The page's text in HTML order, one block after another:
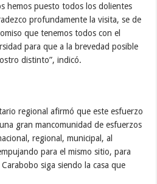
hemos puesto todos los dolientes
profundamente la visita, se de
que tenemos todos con el
para que a la brevedad posible
distinto”, indicó.
regional afirmó que este esfuerzo
gran mancomunidad de esfuerzos
regional, municipal, al
para el mismo sitio, para
siga siendo la casa que